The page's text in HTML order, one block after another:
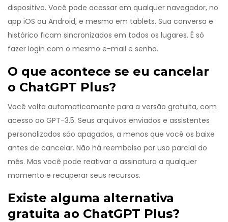
dispositivo. Você pode acessar em qualquer navegador, no
app iOS ou Android, e mesmo em tablets. Sua conversa e
histórico ficam sincronizados em todos os lugares. É só
fazer login com o mesmo e-mail e senha.
O que acontece se eu cancelar
o ChatGPT Plus?
Você volta automaticamente para a versão gratuita, com
acesso ao GPT-3.5. Seus arquivos enviados e assistentes
personalizados são apagados, a menos que você os baixe
antes de cancelar. Não há reembolso por uso parcial do
mês. Mas você pode reativar a assinatura a qualquer
momento e recuperar seus recursos.
Existe alguma alternativa
gratuita ao ChatGPT Plus?